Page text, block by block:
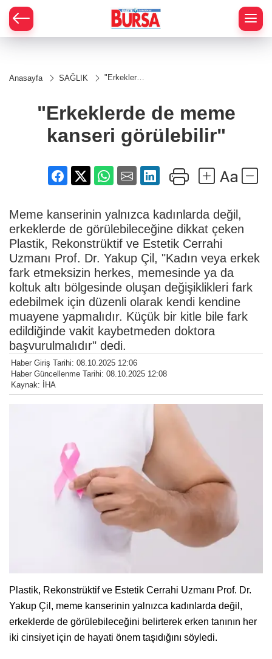
Anasayfa SAĞLIK
"Erkeklerde
görülebilir"
"Erkeklerde de meme
kanseri görülebilir"
Meme kanserinin yalnızca kadınlarda değil,
erkeklerde de görülebileceğine dikkat çeken
Plastik, Rekonstrüktif ve Estetik Cerrahi
Uzmanı Prof. Dr. Yakup Çil, "Kadın veya erkek
fark etmeksizin herkes, memesinde ya da
koltuk altı bölgesinde oluşan değişiklikleri fark
edebilmek için düzenli olarak kendi kendine
muayene yapmalıdır. Küçük bir kitle bile fark
edildiğinde vakit kaybetmeden doktora
başvurulmalıdır" dedi.
Haber Giriş Tarihi: 08.10.2025 12:06
Haber Güncellenme Tarihi: 08.10.2025 12:08
Kaynak: İHA
Plastik, Rekonstrüktif ve Estetik Cerrahi Uzmanı Prof. Dr.
Yakup Çil, meme kanserinin yalnızca kadınlarda değil,
erkeklerde de görülebileceğini belirterek erken tanının her
iki cinsiyet için de hayati önem taşıdığını söyledi.